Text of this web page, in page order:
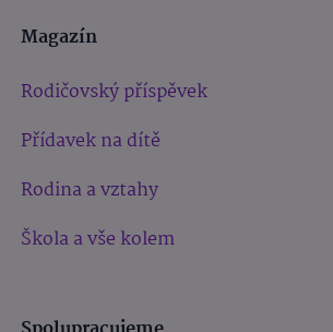
Magazín
Rodičovský příspěvek
Přídavek na dítě
Rodina a vztahy
Škola a vše kolem